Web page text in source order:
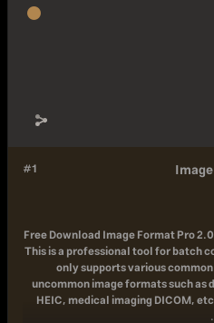
#1
Free DownloadImage Format Pro
This is a professional tool for batch
only supports various
uncommon image formats such as
HEIC, medical imaging DICOM,